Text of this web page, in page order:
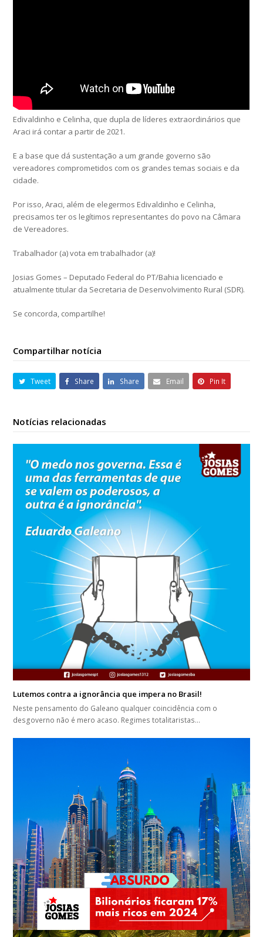
Edivaldinho e Celinha, que dupla de líderes extraordinários que
Araci irá contar a partir de 2021.
E a base que dá sustentação a um grande governo são
vereadores comprometidos com os grandes temas sociais e da
cidade.
Por isso, Araci, além de elegermos Edivaldinho e Celinha,
precisamos ter os legítimos representantes do povo na Câmara
de Vereadores.
Trabalhador (a) vota em trabalhador (a)!
Josias Gomes – Deputado Federal do PT/Bahia licenciado e
atualmente titular da Secretaria de Desenvolvimento Rural (SDR).
Se concorda, compartilhe!
Compartilhar notícia
Tweet Share Share Email Pin It
Notícias relacionadas
Lutemos contra a ignorância que impera no Brasil!
Neste pensamento do Galeano qualquer coincidência com o
desgoverno não é mero acaso. Regimes totalitaristas…